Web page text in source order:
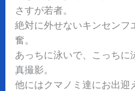
さすが若者。
絶対に外せないキンセンフ
奮。
あっちに泳いで、こっちに
真撮影。
他にはクマノミ達にお出迎